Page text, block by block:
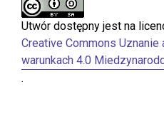
Utwór dostępny jest na
Creative Commons
warunkach 4.0
.